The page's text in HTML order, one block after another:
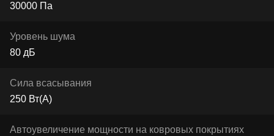
30000 Па
Уровень шума
80 дБ
Сила всасывания
250 Вт(А)
Автоувеличение мощности на ковровых покрытиях